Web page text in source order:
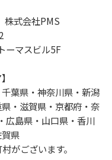
株式会社PMS
ーマスビル5F
葉県・神奈川県・新潟
・滋賀県・京都府・奈
広島県・山口県・香川
県
がございます。